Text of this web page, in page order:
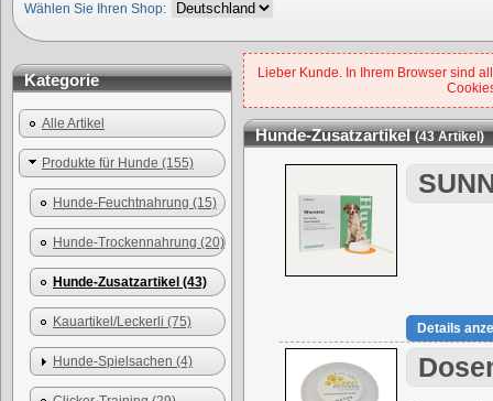
Wählen Sie Ihren Shop:
Kategorie
Alle Artikel
Produkte für Hunde (155)
Hunde-Feuchtnahrung (15)
Hunde-Trockennahrung (20)
Hunde-Zusatzartikel (43)
Kauartikel/Leckerli (75)
Hunde-Spielsachen (4)
Lieber Kunde. In Ihrem Browser sind
Hunde-Zusatzartikel(43 Artikel)
Details